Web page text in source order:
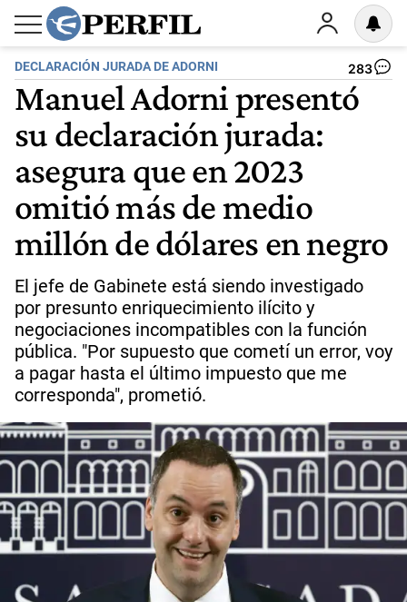
DECLARACIÓN JURADA DE ADORNI 283
Manuel Adorni presentó
su declaración jurada:
asegura que en 2023
omitió más de medio
millón de dólares en negro
El jefe de Gabinete está siendo investigado
por presunto enriquecimiento ilícito y
negociaciones incompatibles con la función
pública. "Por supuesto que cometí un error, voy
a pagar hasta el último impuesto que me
corresponda", prometió.